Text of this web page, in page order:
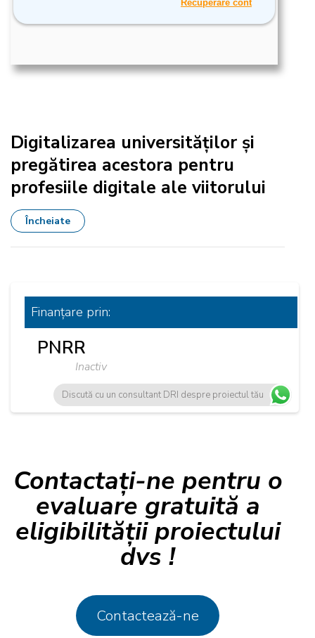
Digitalizarea universităților și
pregătirea acestora pentru
profesiile digitale ale viitorului
Încheiate
Finanțare prin:
PNRR
Inactiv
Discută cu un consultant DRI despre proiectul tău
Contactați-ne pentru o
evaluare gratuită a
eligibilității proiectului
dvs !
Contactează-ne